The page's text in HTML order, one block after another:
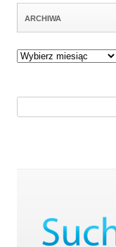
ARCHIWA
Archiwa